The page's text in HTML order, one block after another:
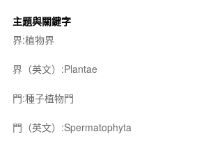
主題與關鍵字
界:植物界
界（英文）:Plantae
門:種子植物門
門（英文）:Spermatophyta